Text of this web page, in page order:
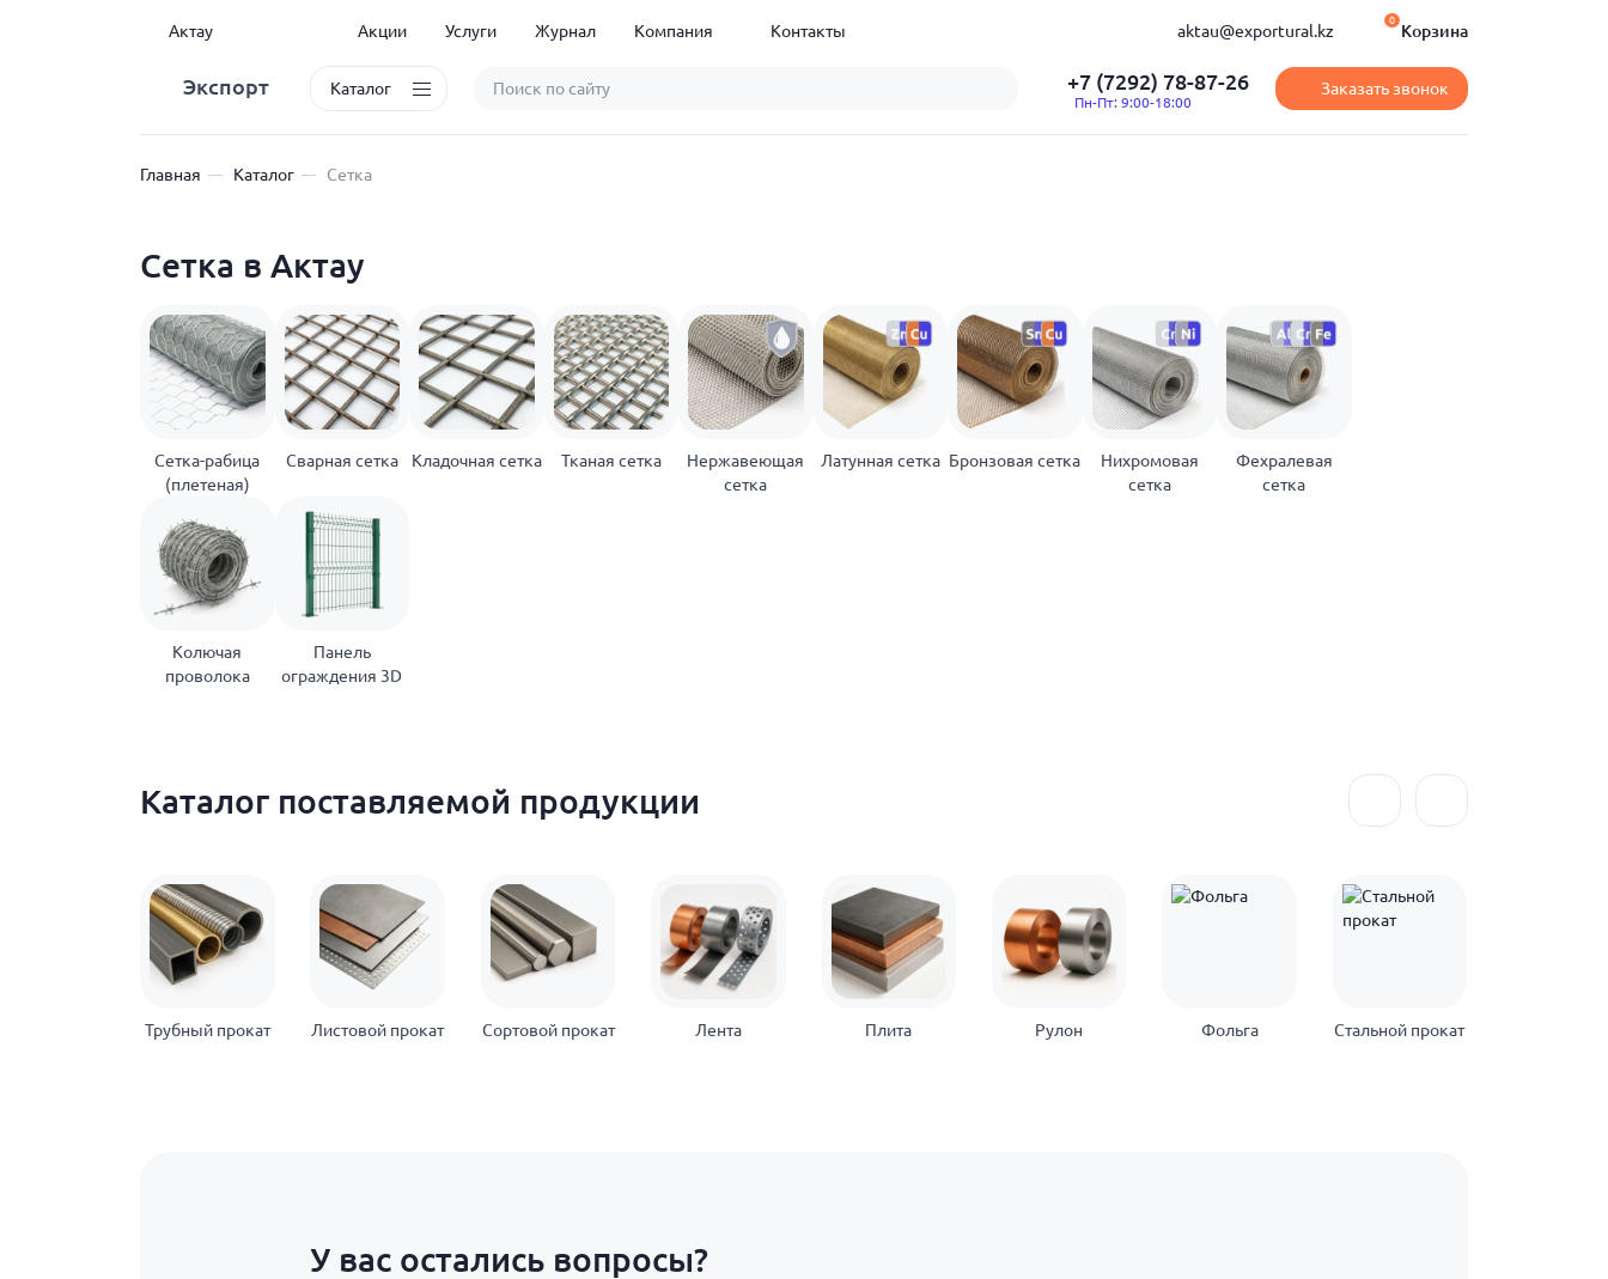
Актау Акции Услуги Журнал Компания Контакты aktau@exportural.kz Корзина
0
Экспорт Каталог +7 (7292) 78-87-26
Пн-Пт: 9:00-18:00
Заказать звонок
Главная Каталог Сетка
Сетка в Актау
Сетка-рабица
(плетеная)
Сварная сетка Кладочная сетка Тканая сетка
Нержавеющая
сетка
Латунная сетка Бронзовая сетка
Нихромовая
сетка
Фехралевая
сетка
Колючая
проволока
Панель
ограждения 3D
Каталог поставляемой продукции
Трубный прокат Листовой прокат Сортовой прокат Лента Плита Рулон Фольга Стальной прокат
У вас остались вопросы?